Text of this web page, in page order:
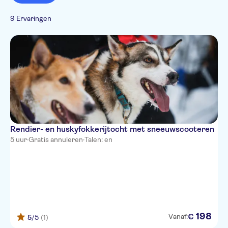
Entree inbegrepen
E-Voucher
9 Ervaringen
Rendier- en huskyfokkerijtocht met sneeuwscooteren
5 uur·Gratis annuleren·Talen: en
5/5 (1) Vanaf:€ 198